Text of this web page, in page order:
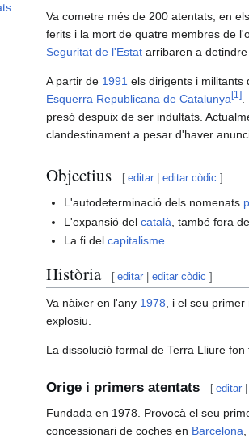
Va cometre més de 200 atentats, en
ferits i la mort de quatre membres de
Seguritat de l'Estat arribaren a
A partir de 1991 els dirigents i militants
Esquerra Republicana de Catalunya [1 ]
presó despuix de ser indultats.
clandestinament a pesar d'haver
Objectius [ editar |editar còdic ]
L'autodeterminació dels nomenats
L'expansió delcatalà , també fora
La fi delcapitalisme
Història [ editar |editar còdic ]
Va nàixer en l'any 1978, i el seu
explosiu.
La dissolució formal de Terra Lliure fon
Orige i primers atentats [ editar
Fundada en 1978. Provocà el seu
concessionari de coches en Barcelona